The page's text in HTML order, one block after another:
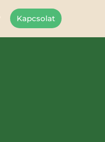
Kapcsolat